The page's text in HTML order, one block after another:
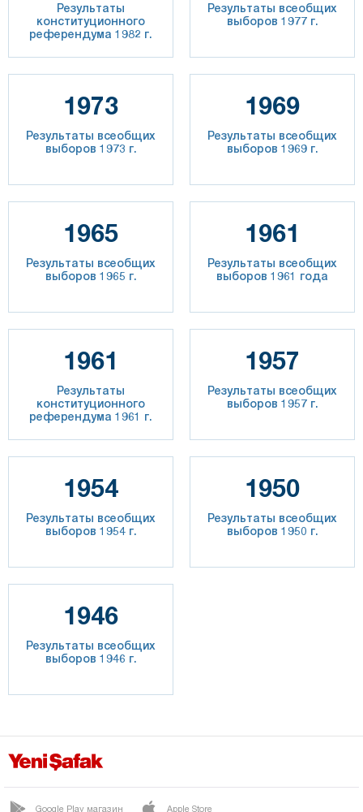
Результаты
конституционного
референдума 1982 г.
Результаты всеобщих
выборов 1977 г.
1973
Результаты всеобщих
выборов 1973 г.
1969
Результаты всеобщих
выборов 1969 г.
1965
Результаты всеобщих
выборов 1965 г.
1961
Результаты всеобщих
выборов 1961 года
1961
Результаты
конституционного
референдума 1961 г.
1957
Результаты всеобщих
выборов 1957 г.
1954
Результаты всеобщих
выборов 1954 г.
1950
Результаты всеобщих
выборов 1950 г.
1946
Результаты всеобщих
выборов 1946 г.
Google Play магазин Apple Store